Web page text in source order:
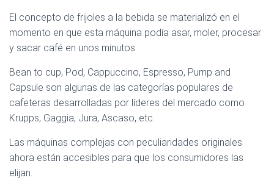
El concepto de frijoles a la bebida se materializó en el
momento en que esta máquina podía asar, moler, procesar
y sacar café en unos minutos.
Bean to cup, Pod, Cappuccino, Espresso, Pump and
Capsule son algunas de las categorías populares de
cafeteras desarrolladas por líderes del mercado como
Krupps, Gaggia, Jura, Ascaso, etc.
Las máquinas complejas con peculiaridades originales
ahora están accesibles para que los consumidores las
elijan.